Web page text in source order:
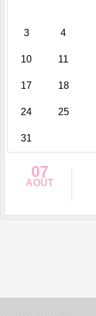
3 4
10 11
17 18
24 25
31
07
AOÛT